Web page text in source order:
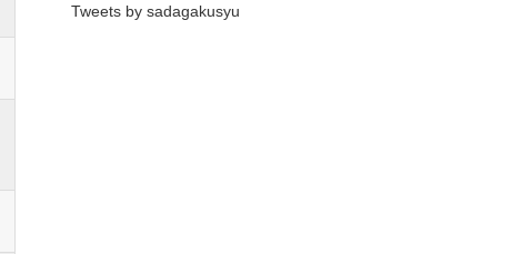
Tweets by sadagakusyu